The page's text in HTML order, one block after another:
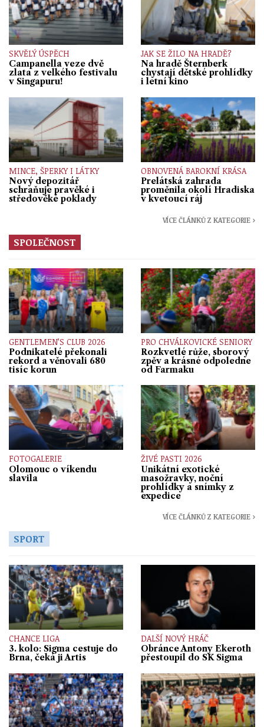
SKVĚLÝ ÚSPĚCH
Campanella veze dvě
zlata z velkého festivalu
v Singapuru!
JAK SE ŽILO NA HRADĚ?
Na hradě Šternberk
chystají dětské prohlídky
i letní kino
MINCE, ŠPERKY I LÁTKY
Nový depozitář
schraňuje pravěké i
středověké poklady
OBNOVENÁ BAROKNÍ KRÁSA
Prelátská zahrada
proměnila okolí Hradiska
v kvetoucí ráj
VÍCE ČLÁNKŮ Z KATEGORIE ›
SPOLEČNOST
GENTLEMEN’S CLUB 2026
Podnikatelé překonali
rekord a věnovali 680
tisíc korun
PRO CHVÁLKOVICKÉ SENIORY
Rozkvetlé růže, sborový
zpěv a krásné odpoledne
od Farmaku
FOTOGALERIE
Olomouc o víkendu
slavila
ŽIVÉ PASTI 2026
Unikátní exotické
masožravky, noční
prohlídky a snímky z
expedice
VÍCE ČLÁNKŮ Z KATEGORIE ›
SPORT
CHANCE LIGA
3. kolo: Sigma cestuje do
Brna, čeká ji Artis
DALŠÍ NOVÝ HRÁČ
Obránce Antony Ekeroth
přestoupil do SK Sigma